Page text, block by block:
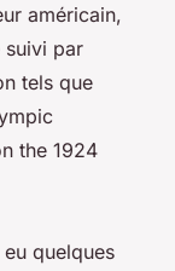
américain,
suivi par
tels que
the 1924
quelques